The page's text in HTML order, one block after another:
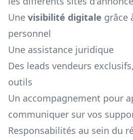
Une visibilité digitale grâce
personnel
Une assistance juridique
Des leads vendeurs
outils
Un accompagnement pour
communiquer sur vos
Responsabilités au sein du